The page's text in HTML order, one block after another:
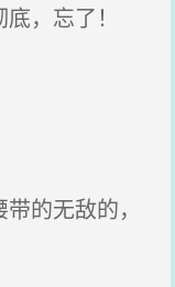
，忘了！
的无敌的，